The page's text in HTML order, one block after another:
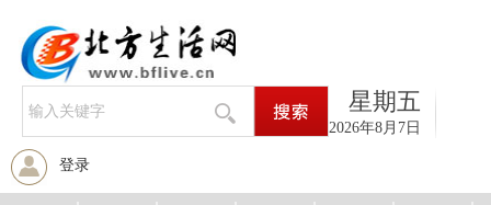
星期五
2026年8月7日
登录